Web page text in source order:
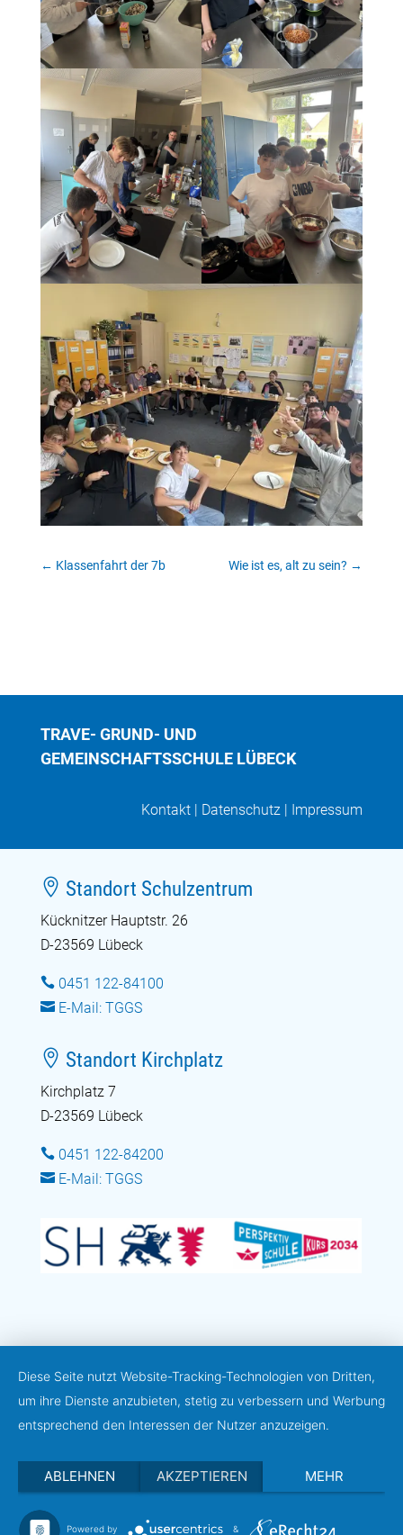
← Klassenfahrt der 7b Wie ist es, alt zu sein? →
TRAVE- GRUND- UND
GEMEINSCHAFTSSCHULE LÜBECK
Kontakt | Datenschutz | Impressum
 Standort Schulzentrum
Kücknitzer Hauptstr. 26
D-23569 Lübeck
 0451 122-84100
 E-Mail: TGGS
 Standort Kirchplatz
Kirchplatz 7
D-23569 Lübeck
 0451 122-84200
 E-Mail: TGGS
Diese Seite nutzt Website-Tracking-Technologien von Dritten,
um ihre Dienste anzubieten, stetig zu verbessern und Werbung
entsprechend den Interessen der Nutzer anzuzeigen.
ABLEHNEN AKZEPTIEREN MEHR
Powered by &